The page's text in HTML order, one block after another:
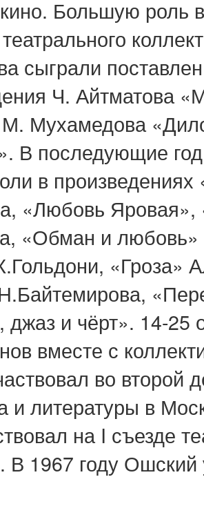
Большую роль
сыграли
Ч. Айтматова
Мухамедова
В последующие
в
«Любовь Яровая»,
«Обман и
«Гроза»
и чёрт». 14-25
вместе с
во второй
и литературы в
на I съезде
В 1967 году Ошский